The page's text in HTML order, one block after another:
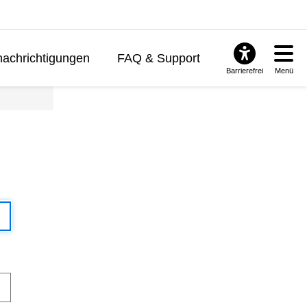
FAQ & Support
Barrierefrei Menü